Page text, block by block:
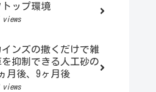
トップ環境
views
インズの撒くだけで雑
を抑制できる人工砂の
月後、9ヶ月後
views